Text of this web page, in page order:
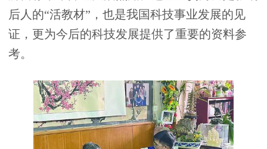
后人的“活教材”，也是我国科技事业发展的见
证，更为今后的科技发展提供了重要的资料参
考。